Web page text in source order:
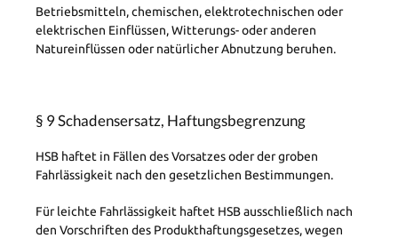
Betriebsmitteln, chemischen, elektrotechnischen oder
elektrischen Einflüssen, Witterungs- oder anderen
Natureinflüssen oder natürlicher Abnutzung beruhen.
§ 9 Schadensersatz, Haftungsbegrenzung
HSB haftet in Fällen des Vorsatzes oder der groben
Fahrlässigkeit nach den gesetzlichen Bestimmungen.
Für leichte Fahrlässigkeit haftet HSB ausschließlich nach
den Vorschriften des Produkthaftungsgesetzes, wegen